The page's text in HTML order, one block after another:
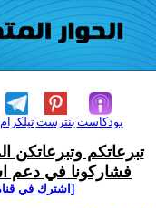
تيلكرامبنترست بودكاست
تبرعاتكم وتبرعاتكن
فشاركونا في دعم
[اشترك في